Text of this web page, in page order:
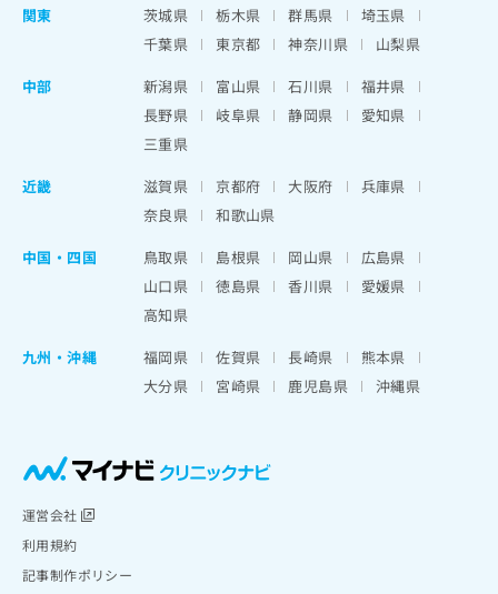
関東
茨城県 栃木県 群馬県
埼玉県
千葉県
東京都 神奈川県
山梨県
中部
新潟県 富山県 石川県
福井県
長野県
岐阜県 静岡県
愛知県
三重県
近畿
滋賀県 京都府 大阪府
兵庫県
奈良県
和歌山県
中国・四国
鳥取県 島根県 岡山県
広島県
山口県
徳島県 香川県
愛媛県
高知県
九州・沖縄
福岡県 佐賀県 長崎県
熊本県
大分県
宮崎県 鹿児島県 沖縄県
運営会社
利用規約
記事制作ポリシー